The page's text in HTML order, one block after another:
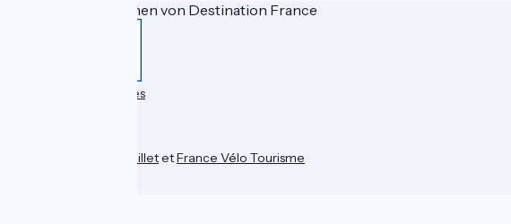
Gefördert im Rahmen von Destination France
Données personnelles
StudioJuilletetFrance Vélo Tourisme